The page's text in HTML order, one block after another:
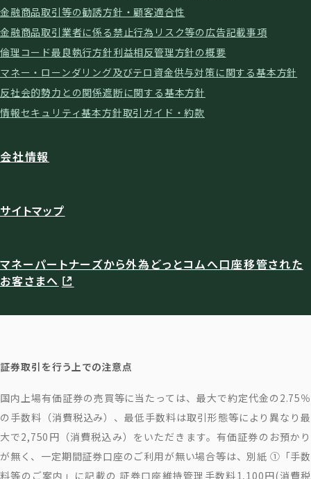
金融商品取引等の勧誘方針・顧客適合性
金融商品取引業者に係る禁止行為 リスク等の広告記載事項
倫理コード最良執行方針利益相反管理方針の概要
マネー・ローンダリング及びテロ資金供与対策に関する基本方針
反社会的勢力との関係遮断に関する基本方針
情報セキュリティ基本方針取引ガイド・約款
会社情報
サイトマップ
マネーパートナーズから外為どっとコムへ口座移管された
お客さまへ
証券取引を行う上での注意点
国内上場有価証券の売買等に当たっては、最大で約定代金の2.75％
の手数料（消費税込み）、最低手数料は取引形態等により異なり最
大で2,750円（消費税込み）をいただきます。有価証券のお預かり
が無く、一定期間証券口座のご利用が無い場合等は、別紙 ①「手数
料等のご案内」に記載の 証券口座維持管理手数料1,100円(消費税